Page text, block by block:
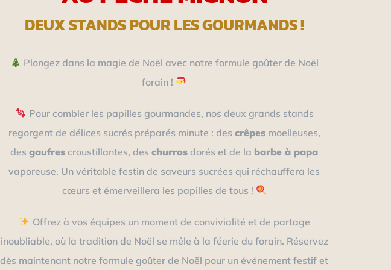
DEUX STANDS POUR LES GOURMANDS !
Plongez dans la magie de Noël avec notre formule goûter de Noël
forain !
Pour combler les papilles gourmandes, nos deux grands stands
regorgent de délices sucrés préparés minute : des crêpesmoelleuses,
desgaufres croustillantes, deschurros dorés et de la barbe à papa
vaporeuse. Un véritable festin de saveurs sucrées qui réchauffera les
cœurs et émerveillera les papilles de tous !
Offrez à vos équipes un moment de convivialité et de partage
inoubliable, où la tradition de Noël se mêle à la féerie du forain. Réservez
dès maintenant notre formule goûter de Noël pour un événement festif et